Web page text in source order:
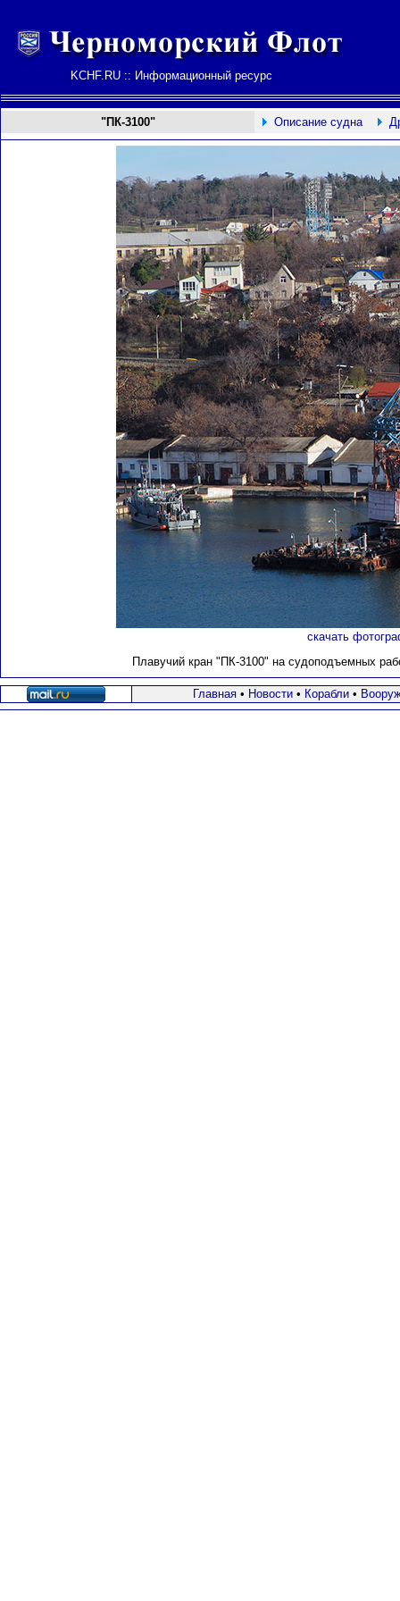
KCHF.RU :: Информационный ресурс
"ПК-3100" Описание судна
скачать
Плавучий кран "ПК-3100" на судоподъемных
Главная• Новости• Корабли•